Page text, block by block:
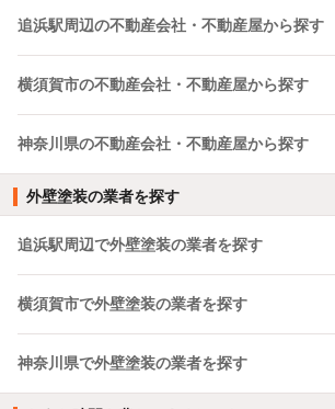
追浜駅周辺の不動産会社・不動産屋から探す
横須賀市の不動産会社・不動産屋から探す
神奈川県の不動産会社・不動産屋から探す
外壁塗装の業者を探す
追浜駅周辺で外壁塗装の業者を探す
横須賀市で外壁塗装の業者を探す
神奈川県で外壁塗装の業者を探す